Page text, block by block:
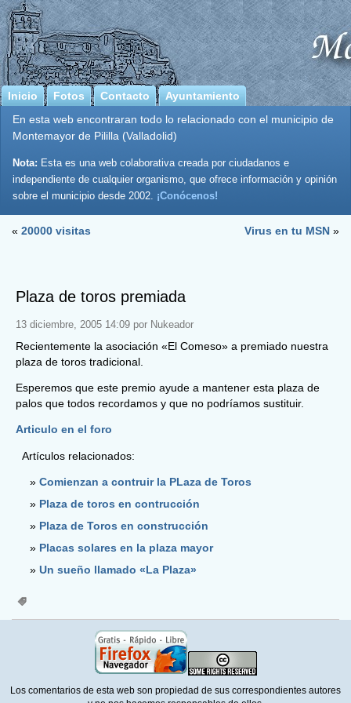
Inicio Fotos Contacto
Ayuntamiento
En esta web encontraran todo lo relacionado con el municipio de
Montemayor de Pililla (Valladolid)
Nota: Esta es una web colaborativa creada por ciudadanos e
independiente de cualquier organismo, que ofrece información y opinión
sobre el municipio desde 2002. ¡Conócenos!
« 20000 visitas Virus en tu MSN »
Plaza de toros premiada
13 diciembre, 2005 14:09 por Nukeador
Recientemente la asociación «El Comeso» a premiado nuestra
plaza de toros tradicional.
Esperemos que este premio ayude a mantener esta plaza de
palos que todos recordamos y que no podríamos sustituir.
Articulo en el foro
Artículos relacionados:
Comienzan a contruir la PLaza de Toros
Plaza de toros en contrucción
Plaza de Toros en construcción
Placas solares en la plaza mayor
Un sueño llamado «La Plaza»
Los comentarios de esta web son propiedad de sus correspondientes autores